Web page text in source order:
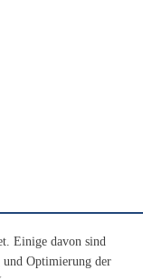
Einige davon sind
und Optimierung der